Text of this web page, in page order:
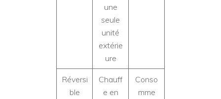
une
seule
unité
extérie
ure
Réversi
ble
Chauff
e en
Conso
mme